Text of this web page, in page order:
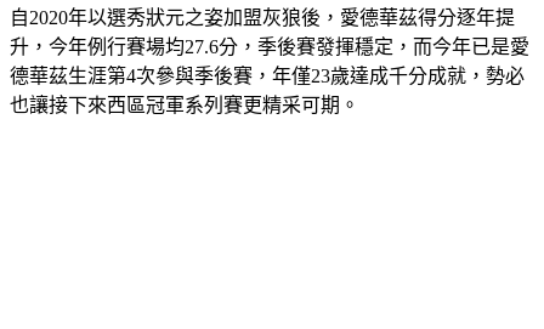
升，今年例行賽場均27.6分，季後賽發揮穩定，而今年已是愛
德華茲生涯第4次參與季後賽，年僅23歲達成千分成就，勢必
也讓接下來西區冠軍系列賽更精采可期。